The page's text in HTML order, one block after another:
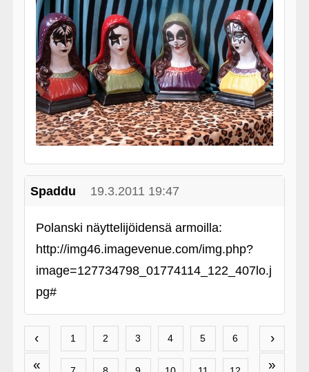
Spaddu 19.3.2011 19:47
Polanski näyttelijöidensä armoilla:
http://img46.imagevenue.com/img.php?
image=127734798_01774114_122_407lo.j
pg#
‹
«
›
»
1 2 3 4 5 6